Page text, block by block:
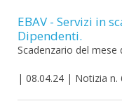
EBAV - Servizi in
Dipendenti.
Scadenzario del mese
| 08.04.24 | Notizia n.